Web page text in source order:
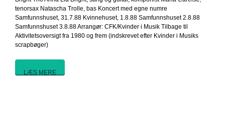
tenorsax Natascha Trolle, bas Koncert med egne numre
Samfunnshuset, 31.7.88 Kvinnehuset, 1.8.88 Samfunnshuset 2.8.88
Samfunnshuset 3.8.88 Arrangør: CFK/Kvinder i Musik Tilbage til
Aktivitetsoversigt fra 1980 og frem (indskrevet efter Kvinder i Musiks
scrapbøger)
LÆS MERE